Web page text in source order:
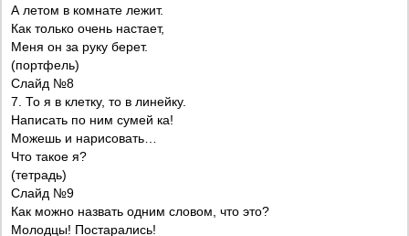
А летом в комнате лежит.
Как только очень настает,
Меня он за руку берет.
(портфель)
Слайд №8
7. То я в клетку, то в линейку.
Написать по ним сумей ка!
Можешь и нарисовать…
Что такое я?
(тетрадь)
Слайд №9
Как можно назвать одним словом, что это?
Молодцы! Постарались!